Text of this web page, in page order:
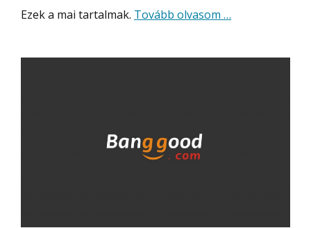
Ezek a mai tartalmak. Tovább olvasom about
robotporszívó,
…